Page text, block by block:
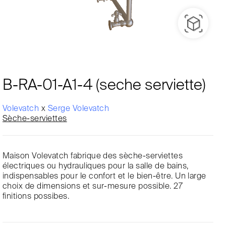
B-RA-01-A1-4 (seche serviette)
Volevatch x Serge Volevatch
Sèche-serviettes
Maison Volevatch fabrique des sèche-serviettes
électriques ou hydrauliques pour la salle de bains,
indispensables pour le confort et le bien-être. Un large
choix de dimensions et sur-mesure possible. 27
finitions possibes.